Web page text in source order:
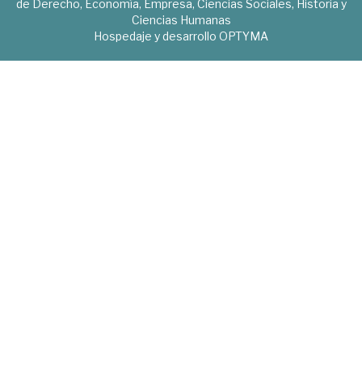
de Derecho, Economía, Empresa, Ciencias Sociales, Historia y
Ciencias Humanas
Hospedaje y desarrollo OPTYMA